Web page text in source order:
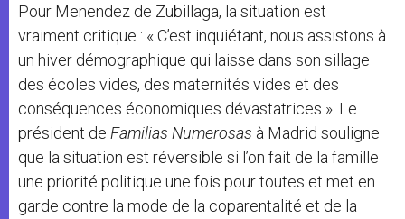
Pour Menendez de Zubillaga, la situation est
vraiment critique : « C’est inquiétant, nous assistons à
un hiver démographique qui laisse dans son sillage
des écoles vides, des maternités vides et des
conséquences économiques dévastatrices ». Le
président de Familias Numerosas à Madrid souligne
que la situation est réversible si l’on fait de la famille
une priorité politique une fois pour toutes et met en
garde contre la mode de la coparentalité et de la